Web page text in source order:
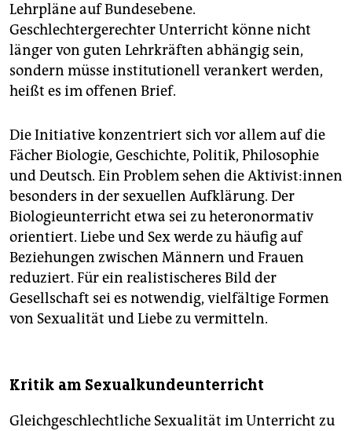
Lehrpläne auf Bundesebene.
Geschlechtergerechter Unterricht könne nicht
länger von guten Lehrkräften abhängig sein,
sondern müsse institutionell verankert werden,
heißt es im offenen Brief.
Die Initiative konzentriert sich vor allem auf die
Fächer Biologie, Geschichte, Politik, Philosophie
und Deutsch. Ein Problem sehen die Ak­ti­vis­t:in­nen
besonders in der sexuellen Aufklärung. Der
Biologieunterricht etwa sei zu heteronormativ
orientiert. Liebe und Sex werde zu häufig auf
Beziehungen zwischen Männern und Frauen
reduziert. Für ein realistischeres Bild der
Gesellschaft sei es notwendig, vielfältige Formen
von Sexualität und Liebe zu vermitteln.
Kritik am Sexualkundeunterricht
Gleichgeschlechtliche Sexualität im Unterricht zu